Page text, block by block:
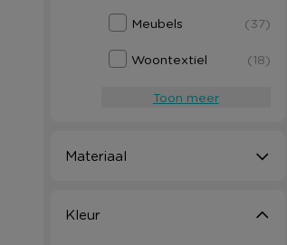
Meubels (37)
Woontextiel (18)
Toon meer
Materiaal
Kleur